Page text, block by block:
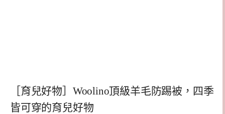
［育兒好物］Woolino頂級羊毛防踢被，四季
皆可穿的育兒好物